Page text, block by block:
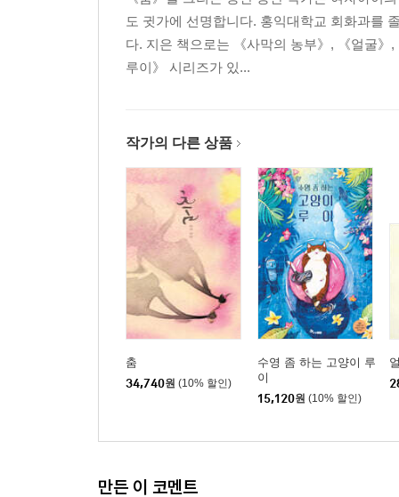
도 귓가에 선명합니다. 홍익대학교 회화과를
다. 지은 책으로는 《사막의 농부》, 《얼굴
루이》 시리즈가 있...
작가의 다른 상품
춤
34,740원 (10% 할인)
수영 좀 하는 고양이 루
이
15,120원 (10% 할인)
만든 이 코멘트